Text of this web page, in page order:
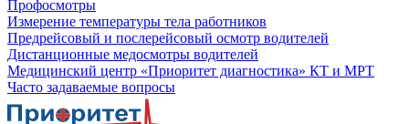
Профосмотры
Измерение температуры тела работников
Предрейсовый и послерейсовый осмотр водителей
Дистанционные медосмотры водителей
Медицинский центр «Приоритет диагностика» КТ и МРТ
Часто задаваемые вопросы